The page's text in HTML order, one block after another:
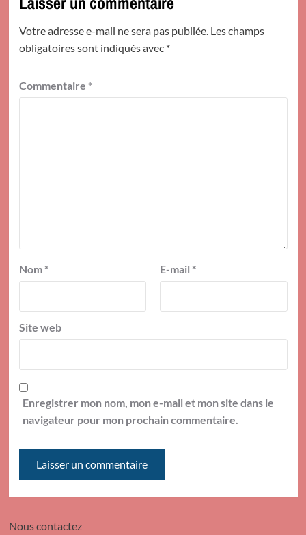
Votre adresse e-mail ne sera pas publiée. Les champs
obligatoires sont indiqués avec *
Commentaire *
Nom * E-mail *
Site web
Enregistrer mon nom, mon e-mail et mon site dans le
navigateur pour mon prochain commentaire.
Nous contactez